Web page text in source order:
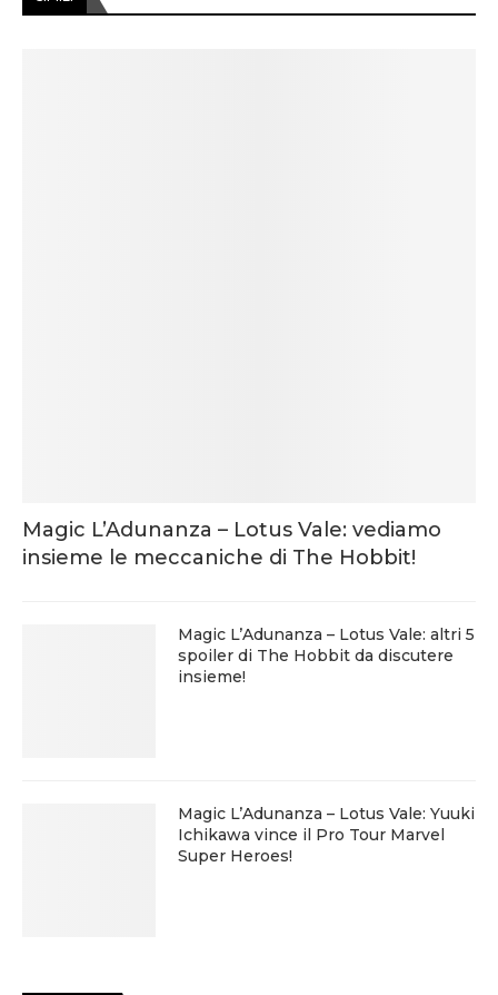
Magic L’Adunanza – Lotus Vale: vediamo
insieme le meccaniche di The Hobbit!
Magic L’Adunanza – Lotus Vale: altri 5
spoiler di The Hobbit da discutere
insieme!
Magic L’Adunanza – Lotus Vale: Yuuki
Ichikawa vince il Pro Tour Marvel
Super Heroes!